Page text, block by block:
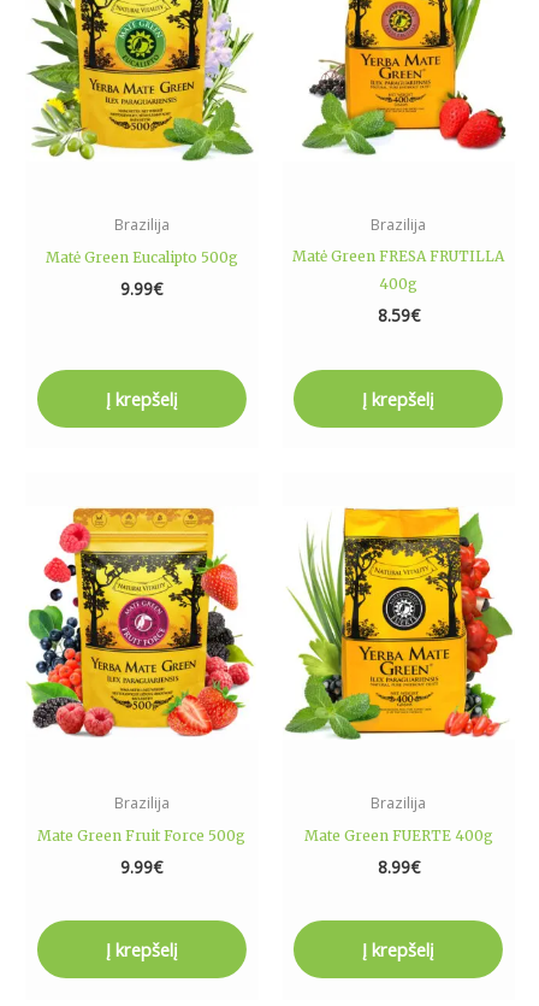
Brazilija
Matė Green Eucalipto 500g
9.99€
Į krepšelį
Brazilija
Matė Green FRESA FRUTILLA
400g
8.59€
Į krepšelį
Brazilija
Mate Green Fruit Force 500g
9.99€
Į krepšelį
Brazilija
Mate Green FUERTE 400g
8.99€
Į krepšelį